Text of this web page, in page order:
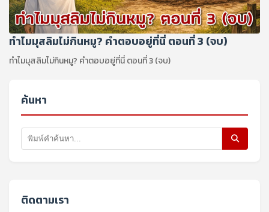
ทำไมมุสลิมไม่กินหมู? คำตอบอยู่ที่นี่ ตอนที่ 3 (จบ)
ทำไมมุสลิมไม่กินหมู? คำตอบอยู่ที่นี่ ตอนที่ 3 (จบ)
ค้นหา
ติดตามเรา